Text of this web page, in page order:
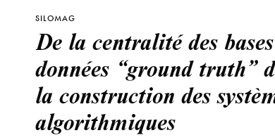
SILOMAG
De la centralité des
données “ground truth”
la construction des
algorithmiques